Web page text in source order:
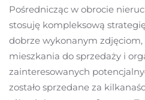
Pośrednicząc w obrocie
stosuję kompleksową
dobrze wykonanym
mieszkania do sprzedaży i
zainteresowanych
zostało sprzedane za